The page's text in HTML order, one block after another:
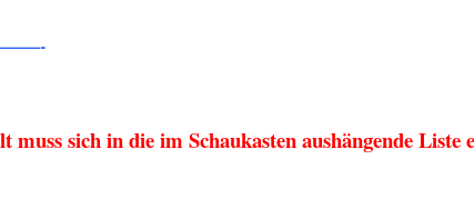
muss sich in die im Schaukasten aushängende